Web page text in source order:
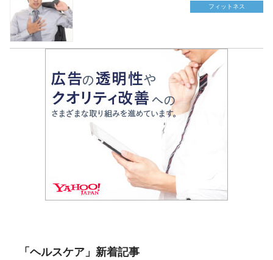
フィットネス
「ヘルスケア」新着記事